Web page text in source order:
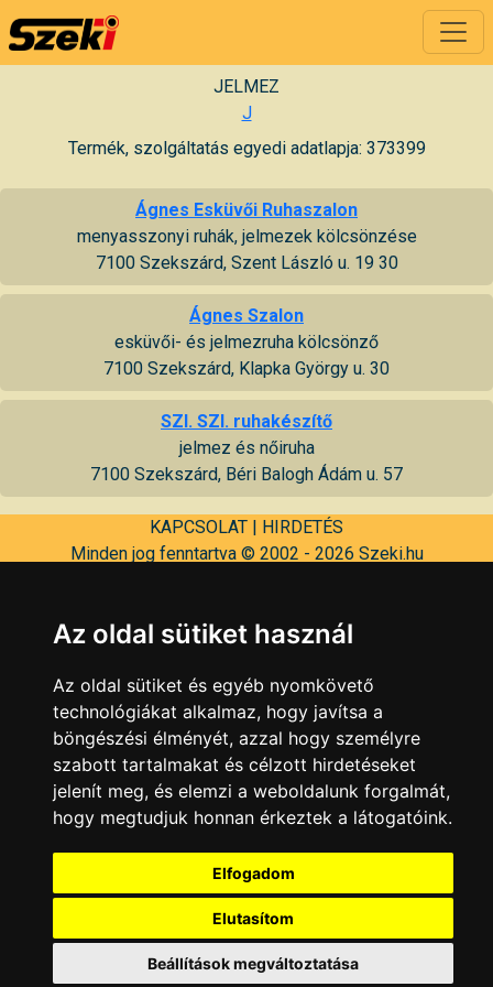
JELMEZ
J
Termék, szolgáltatás egyedi adatlapja: 373399
Ágnes Esküvői Ruhaszalon
menyasszonyi ruhák, jelmezek kölcsönzése
7100 Szekszárd, Szent László u. 19 30
Ágnes Szalon
esküvői- és jelmezruha kölcsönző
7100 Szekszárd, Klapka György u. 30
SZI. SZI. ruhakészítő
jelmez és nőiruha
7100 Szekszárd, Béri Balogh Ádám u. 57
KAPCSOLAT | HIRDETÉS
Minden jog fenntartva © 2002 - 2026 Szeki.hu
Az oldal sütiket használ
Az oldal sütiket és egyéb nyomkövető
technológiákat alkalmaz, hogy javítsa a
böngészési élményét, azzal hogy személyre
szabott tartalmakat és célzott hirdetéseket
jelenít meg, és elemzi a weboldalunk forgalmát,
hogy megtudjuk honnan érkeztek a látogatóink.
Elfogadom
Elutasítom
Beállítások megváltoztatása